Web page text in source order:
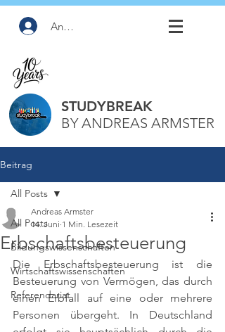
Anmelden
STUDYBREAK
BY ANDREAS ARMSTER
Beitrag
All Posts
Bildungswissenschaften
Wirtschaftswissenschaften
Referendariat
All Posts
Erbschaftsbesteuerung
Andreas Armster
14. Juni 1 Min. Lesezeit
Die Erbschaftsbesteuerung ist die
Besteuerung von Vermögen, das durch
einen Erbfall auf eine oder mehrere
Personen übergeht. In Deutschland